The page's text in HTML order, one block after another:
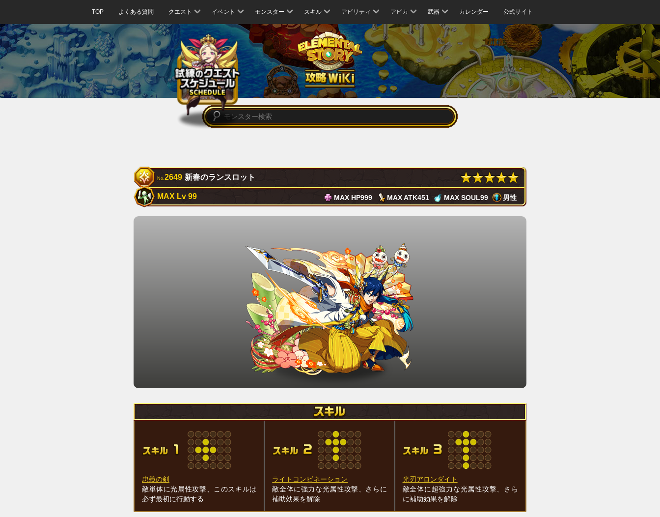
TOP よくある質問 クエスト イベント モンスター スキル アビリティ アビカ 武器 カレンダー 公式サイト
No.2649 新春のランスロット
MAX Lv 99 MAX HP999 MAX ATK451 MAX SOUL99 男性
忠義の剣
敵単体に光属性攻撃、このスキルは
必ず最初に行動する
ライトコンビネーション
敵全体に強力な光属性攻撃、さらに
補助効果を解除
光刃アロンダイト
敵全体に超強力な光属性攻撃、さら
に補助効果を解除